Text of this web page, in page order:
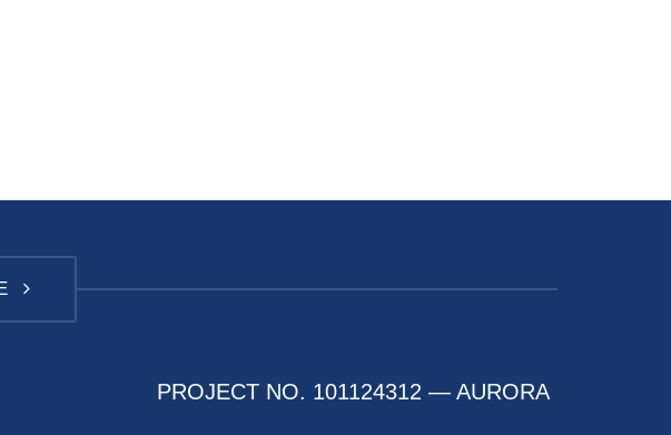
PROJECT NO. 101124312 — AURORA